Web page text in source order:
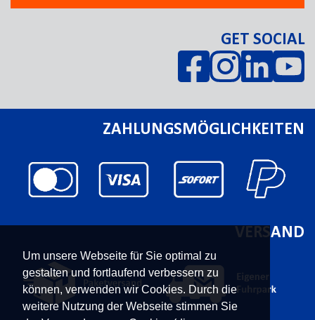
Um unsere Webseite für Sie optimal zu
gestalten und fortlaufend verbessern zu
können, verwenden wir Cookies. Durch die
weitere Nutzung der Webseite stimmen Sie
GET SOCIAL
ZAHLUNGSMÖGLICHKEITEN
VERSAND